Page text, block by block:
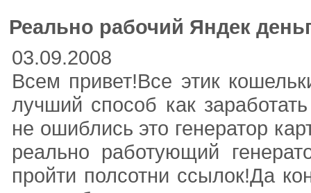
Реально рабочий Яндек
03.09.2008
Всем привет!Все этик
лучший способ как
не ошиблись это генератор
реально работующий
пройти полсотни ссылок!Да